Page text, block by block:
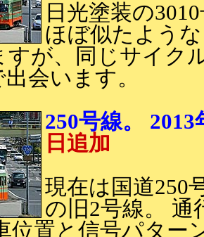
日光塗装の
ほぼ似たよう
すが、同じサイク
会います。
250号線。
日追加
現在は国道250
の旧2号線。 通
位置と信号パター